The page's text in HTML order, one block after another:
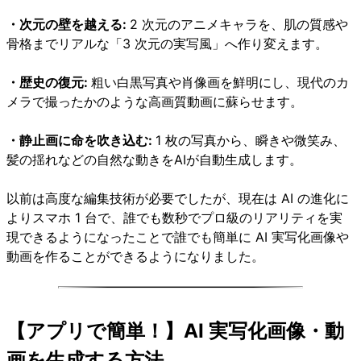
・次元の壁を越える: 2 次元のアニメキャラを、肌の質感や
骨格までリアルな「3 次元の実写風」へ作り変えます。
・歴史の復元: 粗い白黒写真や肖像画を鮮明にし、現代のカ
メラで撮ったかのような高画質動画に蘇らせます。
・静止画に命を吹き込む: 1 枚の写真から、瞬きや微笑み、
髪の揺れなどの自然な動きをAIが自動生成します。
以前は高度な編集技術が必要でしたが、現在は AI の進化に
よりスマホ 1 台で、誰でも数秒でプロ級のリアリティを実
現できるようになったことで誰でも簡単に AI 実写化画像や
動画を作ることができるようになりました。
【アプリで簡単！】AI 実写化画像・動